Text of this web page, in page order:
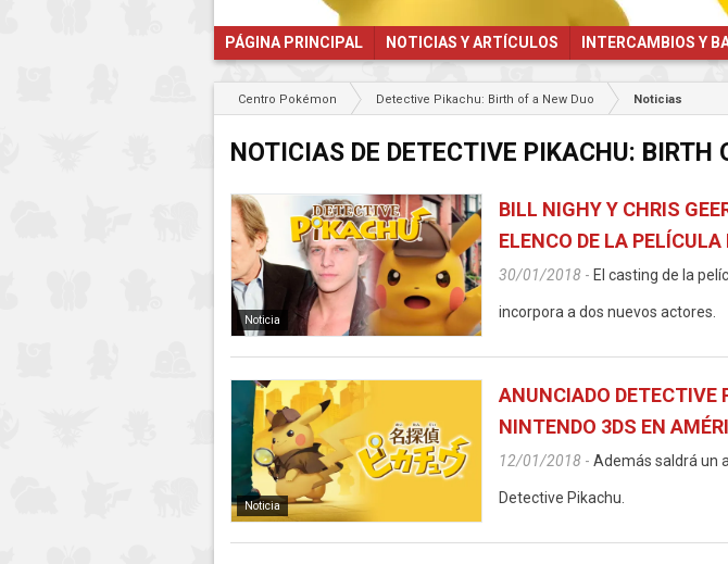
PÁGINA PRINCIPAL NOTICIAS Y ARTÍCULOS INTERCAMBIOS Y
Centro Pokémon Detective Pikachu: Birth of a New Duo Noticias
NOTICIAS DE DETECTIVE PIKACHU: BIRTH
Noticia
BILL NIGHY Y CHRIS
ELENCO DE LA
30/01/2018 - El casting de la
incorpora a dos nuevos actores.
Noticia
ANUNCIADO DETECTIVE
NINTENDO 3DS EN
12/01/2018 - Además saldrá un
Detective Pikachu.